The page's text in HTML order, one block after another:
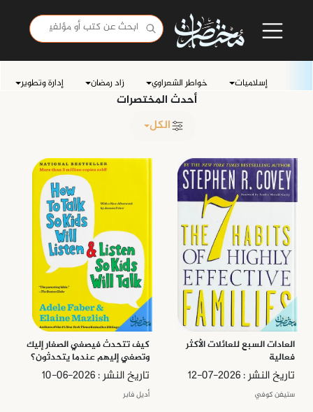
إسلاميات خواطر الشعراوي زاد رمضان إدارة وتطوير
أحدث المختصرات
الكل
العادات السبع للعائلات الأكثر
فعالية
تاريخ النشر : 2026-07-12
ستيفن كوفي
كيف تتحدث فيصغي الصغار إليك
وتصغي إليهم عندما يتحدثون؟
تاريخ النشر : 2026-06-10
أديل فابر